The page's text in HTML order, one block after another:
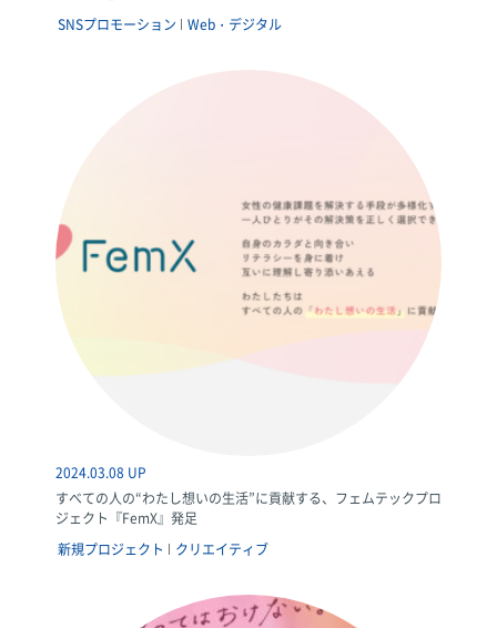
SNSプロモーション
Web・デジタル
2024.03.08 UP
すべての人の“わたし想いの生活”に貢献する、フェムテックプロ
ジェクト『FemX』発足
新規プロジェクト
クリエイティブ